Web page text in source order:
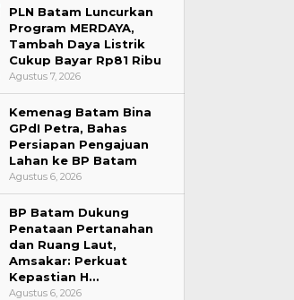
PLN Batam Luncurkan
Program MERDAYA,
Tambah Daya Listrik
Cukup Bayar Rp81 Ribu
Agustus 7, 2026
Kemenag Batam Bina
GPdI Petra, Bahas
Persiapan Pengajuan
Lahan ke BP Batam
Agustus 6, 2026
BP Batam Dukung
Penataan Pertanahan
dan Ruang Laut,
Amsakar: Perkuat
Kepastian H…
Agustus 6, 2026